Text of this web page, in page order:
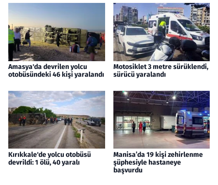
Amasya'da devrilen yolcu
otobüsündeki 46 kişi yaralandı
Motosiklet 3 metre sürüklendi,
sürücü yaralandı
Kırıkkale'de yolcu otobüsü
devrildi: 1 ölü, 40 yaralı
Manisa’da 19 kişi zehirlenme
şüphesiyle hastaneye
başvurdu